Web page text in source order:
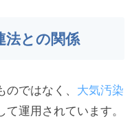
法との関係
ではなく、 大気汚染
て運用されています。